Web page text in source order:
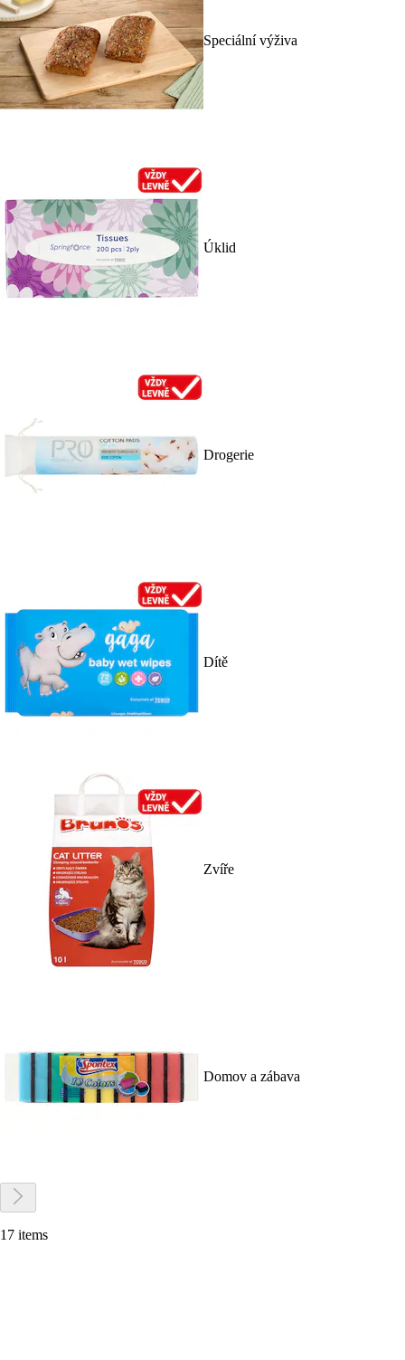
Speciální výživa
Úklid
Drogerie
Dítě
Zvíře
Domov a zábava
17 items